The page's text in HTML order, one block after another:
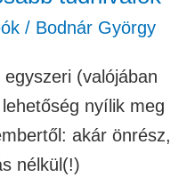
/ Bodnár György
(valójában
nyílik meg
akár önrész,
nélkül(!)